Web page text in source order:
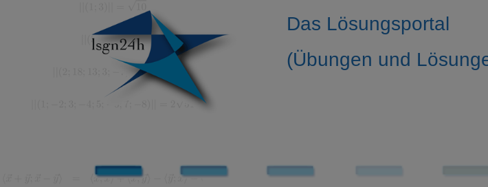
Das Lösungsportal
(Übungen und